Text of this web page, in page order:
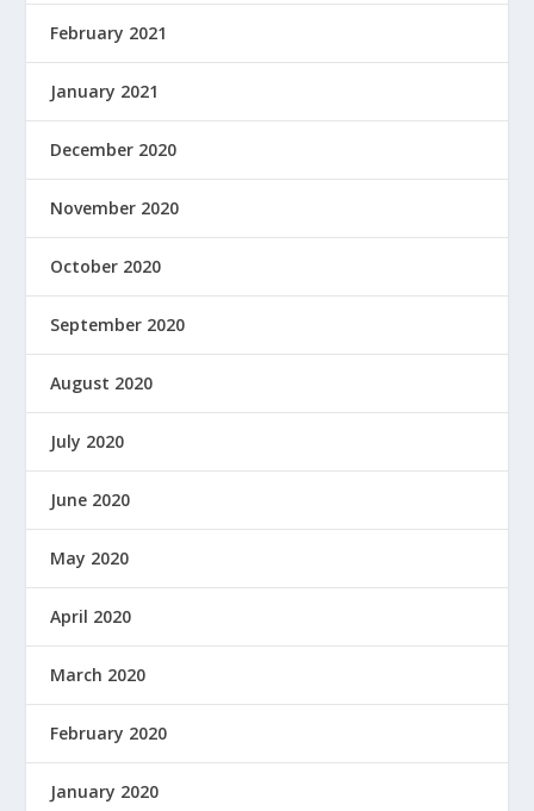
February 2021
January 2021
December 2020
November 2020
October 2020
September 2020
August 2020
July 2020
June 2020
May 2020
April 2020
March 2020
February 2020
January 2020